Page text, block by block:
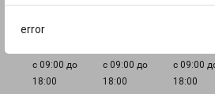
error
с 09:00 до
18:00
с 09:00 до
18:00
с 09:00
18:00